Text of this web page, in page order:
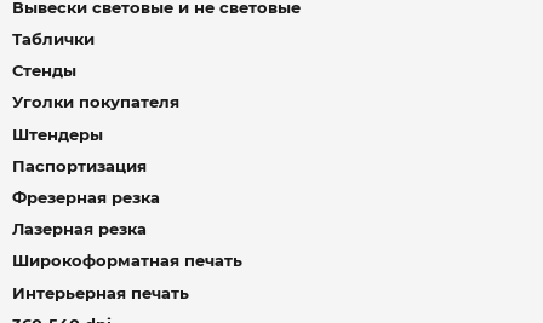
Вывески световые и не световые
Таблички
Стенды
Уголки покупателя
Штендеры
Паспортизация
Фрезерная резка
Лазерная резка
Широкоформатная печать
Интерьерная печать